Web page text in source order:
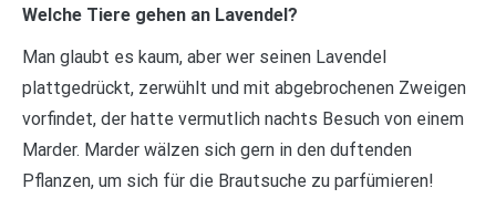
Welche Tiere gehen an Lavendel?
Man glaubt es kaum, aber wer seinen Lavendel
plattgedrückt, zerwühlt und mit abgebrochenen Zweigen
vorfindet, der hatte vermutlich nachts Besuch von einem
Marder. Marder wälzen sich gern in den duftenden
Pflanzen, um sich für die Brautsuche zu parfümieren!